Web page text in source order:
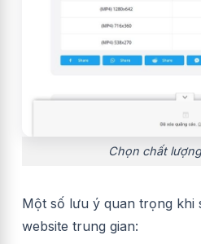
Chọn chất
Một số lưu ý quan trọng khi
website trung gian: